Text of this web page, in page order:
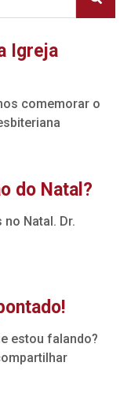
Igreja
comemorar o
do Natal?
Natal. Dr.
estou falando?